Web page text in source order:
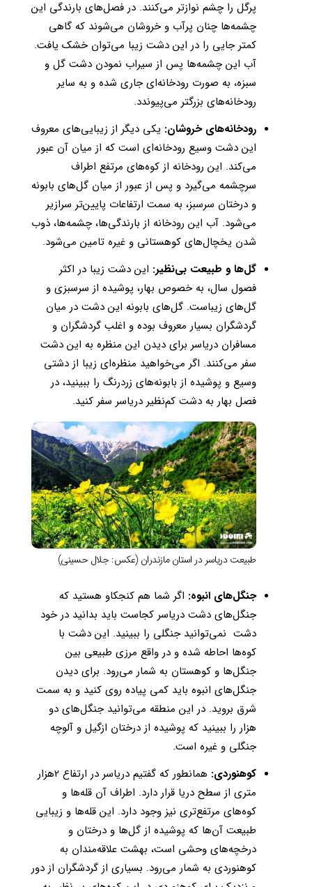
پرگل را چشم نوازتر می‌کنند. در فصل‌های بارندگی‌ این
چشمه‌ها چنان پرآب و خروشان می‌شوند که گاهی
کمتر جایی را در این دشت زیبا می‌توان خشک یافت.
آب این چشمه‌ها پس از سیراب نمودن دشت گل و
سبزه، به صورت رودخانه‌ای جاری شده و به سایر
رودخانه‌های بزرگتر می‌پیوندد.
رودخانه‌های خروشان: یکی دیگر از زیبایی‌های معروف
این دشت وسیع رودخانه‌ای است که از میان آن عبور
می‌کند. این رودخانه از کوه‌های مرتفع‌ اطراف
سرچشمه می‌گیرد و پس از عبور از میان گل‌های بابونه
و درختان سرسبز، به سمت ارتفاعات پایین‌تر سرازیر
می‌شود. آب این رودخانه از بارندگی‌ها، چشمه‌ها، ذوب
شدن یخچال‌های کوهستانی و غیره تامین می‌شود.
گل‌ها و طبیعت بی‌نظیر:‌ این دشت زیبا در اکثر
فصول سال، به خصوص بهار، پوشیده از سرسبزی و
گل‌های زیباست. گل‌های بابونه این دشت در میان
گردشگران بسیار معروف بوده و اغلب گردشگران و
مسافران دریاسر برای دیدن این منظره به این دشت
سفر می‌کنند. اگر می‌خواهید منظره‌ای زیبا از دشتی
وسیع و پوشیده از بابونه‌های زردرنگ را ببینید، در
فصل بهار به دشت کم‌نظیر دریاسر سفر کنید.
طبیعت دریاسر در استان مازندران (عکس: جلال حسینی)
جنگل‌های انبوه:‌ اگر شما هم کنجکاو هستید که
جنگل‌های دشت دریاسر کجاست باید بدانید در خود
دشت نمی‌توانید جنگلی را ببینید. این دشت با
کوه‌ها احاطه شده و در واقع مرزی طبیعی بین
جنگل‌ها و کوهستان به شمار می‌رود. برای دیدن
جنگل‌های انبوه باید کمی پیاده روی کنید و به سمت
شرق بروید. در این منطقه می‌توانید جنگل‌های دو
هزار را ببینید که پوشیده از درختان ازگیل و آلوچه
جنگلی و غیره است.
کوهنوردی:
همانطور که گفتیم دریاسر در ارتفاع ۲هزار
متری از سطح دریا قرار دارد. اطراف آن قله‌ها و
کوه‌های مرتفع‌تری نیز وجود دارد. این قله‌ها و زیبایی
طبیعت آن‌ها که پوشیده از گل‌ها و درختان و
درخچه‌های وحشی است، بهشت علاقه‌مندان به
کوهنوردی به شمار می‌رود. بسیاری از گردشگران از دور